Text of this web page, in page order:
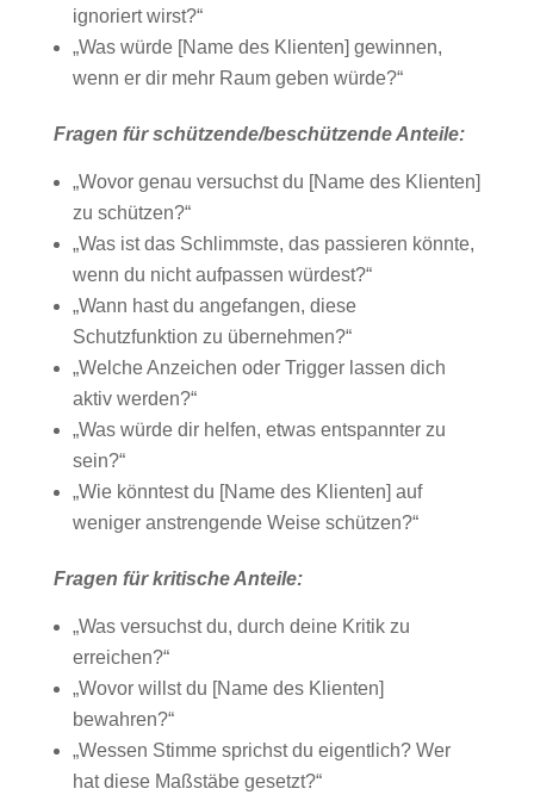
ignoriert wirst?“
„Was würde [Name des Klienten] gewinnen,
wenn er dir mehr Raum geben würde?“
Fragen für schützende/beschützende Anteile:
„Wovor genau versuchst du [Name des Klienten]
zu schützen?“
„Was ist das Schlimmste, das passieren könnte,
wenn du nicht aufpassen würdest?“
„Wann hast du angefangen, diese
Schutzfunktion zu übernehmen?“
„Welche Anzeichen oder Trigger lassen dich
aktiv werden?“
„Was würde dir helfen, etwas entspannter zu
sein?“
„Wie könntest du [Name des Klienten] auf
weniger anstrengende Weise schützen?“
Fragen für kritische Anteile:
„Was versuchst du, durch deine Kritik zu
erreichen?“
„Wovor willst du [Name des Klienten]
bewahren?“
„Wessen Stimme sprichst du eigentlich? Wer
hat diese Maßstäbe gesetzt?“